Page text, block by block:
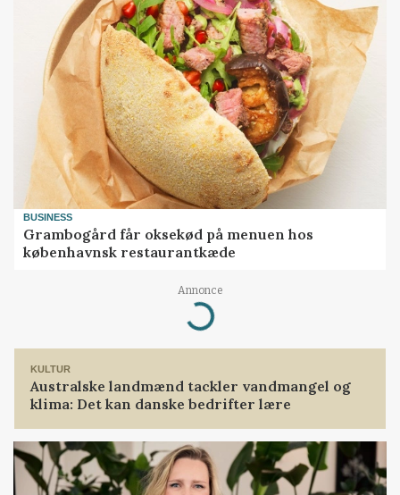
BUSINESS
Grambogård får oksekød på menuen hos
københavnsk restaurantkæde
Annonce
Loading...
KULTUR
Australske landmænd tackler vandmangel og
klima: Det kan danske bedrifter lære